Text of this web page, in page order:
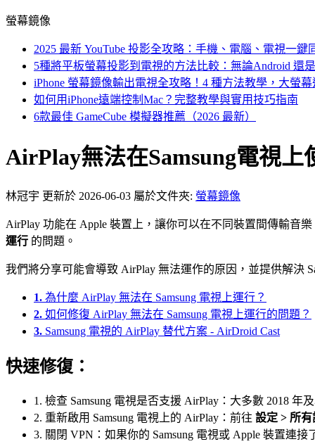
螢幕鏡像
2025 最新 YouTube 投影全攻略：手機、電腦、電視一鍵
5種將平板螢幕投影到電視的方法比較：無論Android 還
iPhone 螢幕鏡像輸出電視全攻略！4 種方法教學，大螢
如何用iPhone遠端控制Mac？完整教學與實用技巧指南
6款最佳 GameCube 模擬器推薦（2026 最新）
AirPlay無法在Samsung電視上
林冠宇 更新於 2026-06-03 屬於文件夾: 螢幕鏡像
AirPlay 功能在 Apple 裝置上，讓你可以在不同裝置間傳輸音
運行 的問題。
我們將分享可能會導致 AirPlay 無法運作的原因，並提供解決
1. 為什麼 AirPlay 無法在 Samsung 電視上運行？
2. 如何修復 AirPlay 無法在 Samsung 電視上運行的問題？
3. Samsung 電視的 AirPlay 替代方案 - AirDroid Cast
快速修復：
1. 檢查 Samsung 電視是否支援 AirPlay：大多數 2018
2. 重新啟用 Samsung 電視上的 AirPlay：前往 設定 > 所
3. 關閉 VPN：如果你的 Samsung 電視或 Apple 裝置連